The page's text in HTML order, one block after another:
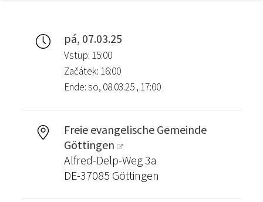
pá, 07.03.25
Vstup: 15:00
Začátek: 16:00
Ende: so, 08.03.25 , 17:00
Freie evangelische Gemeinde
Göttingen
Alfred-Delp-Weg 3a
DE-37085 Göttingen